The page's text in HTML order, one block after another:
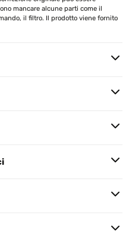
mancare alcune parti come il
il filtro. Il prodotto viene fornito